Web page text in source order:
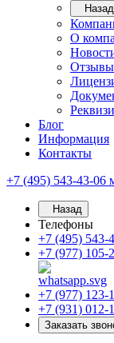
Назад
О
Отзывы
Блог
Информация
Контакты
+7 (495) 543-43-06
Назад
Телефоны
+7 (495) 543-
+7 (977) 105-
+7 (977) 123-
+7 (931) 012-
Заказать